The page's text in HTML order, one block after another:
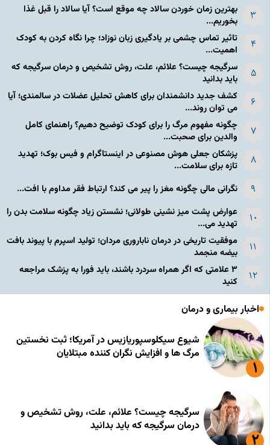
بهترین زمان خوردن سالاد چه موقع است؟ آیا سالاد را قبل غذا
بخوریم...
تاثیر تماس چشمی بر یادگیری زبان نوزاد؛ چرا نگاه کردن به کودک
اهمیت...
سرگیجه چیست؟ علائم، علت، روش تشخیص و درمان سرگیجه که
باید بدانید
کشف جدید دانشمندان برای کاهش تحلیل عضلات در سالمندی؛ آیا
می توان روند...
چگونه مفهوم مرگ را برای کودک توضیح دهیم؟ راهنمای کامل
والدین برای صحبت...
پزشکان جعلی هوش مصنوعی در اینستاگرام و فیس بوک؛ تهدید
تازه برای سلامت...
نگرانی مالی چگونه مغز را پیر می کند؟ ارتباط فقر مداوم با افت...
عوارض پشت میز نشینی طولانی؛ نشستن زیاد چگونه سلامت بدن را
تهدید می...
موفقیت تاریخی در درمان ناباروری مردان؛ تولید اسپرم با پیوند بافت
بیضه منجمد
۳ علامتی که اگر همراه سردرد باشند، باید فورا به پزشک مراجعه
کنید
اخبار بیماری و درمان
شیوع سیکلوسپوریازیس در آمریکا؛ ثبت نخستین
مرگ ها و افزایش نگران کننده مبتلایان
سرگیجه چیست؟ علائم، علت، روش تشخیص و
درمان سرگیجه که باید بدانید